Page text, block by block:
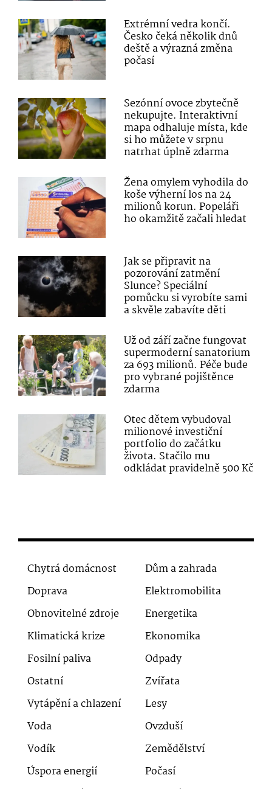
Extrémní vedra končí.
Česko čeká několik dnů
deště a výrazná změna
počasí
Sezónní ovoce zbytečně
nekupujte. Interaktivní
mapa odhaluje místa, kde
si ho můžete v srpnu
natrhat úplně zdarma
Žena omylem vyhodila do
koše výherní los na 24
milionů korun. Popeláři
ho okamžitě začali hledat
Jak se připravit na
pozorování zatmění
Slunce? Speciální
pomůcku si vyrobíte sami
a skvěle zabavíte děti
Už od září začne fungovat
supermoderní sanatorium
za 693 milionů. Péče bude
pro vybrané pojištěnce
zdarma
Otec dětem vybudoval
milionové investiční
portfolio do začátku
života. Stačilo mu
odkládat pravidelně 500 Kč
Chytrá domácnost
Dům a zahrada
Doprava
Elektromobilita
Obnovitelné zdroje
Energetika
Klimatická krize
Ekonomika
Fosilní paliva
Odpady
Ostatní
Zvířata
Vytápění a chlazení
Lesy
Voda
Ovzduší
Vodík
Zemědělství
Úspora energií
Počasí